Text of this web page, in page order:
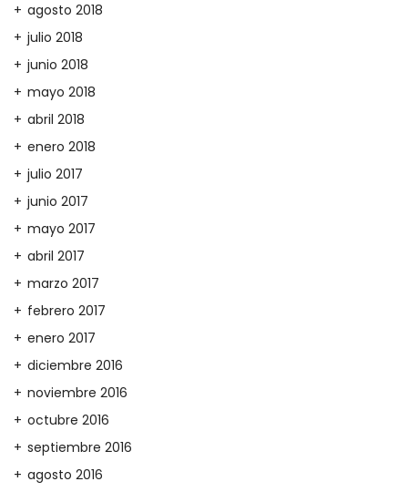
agosto 2018
julio 2018
junio 2018
mayo 2018
abril 2018
enero 2018
julio 2017
junio 2017
mayo 2017
abril 2017
marzo 2017
febrero 2017
enero 2017
diciembre 2016
noviembre 2016
octubre 2016
septiembre 2016
agosto 2016